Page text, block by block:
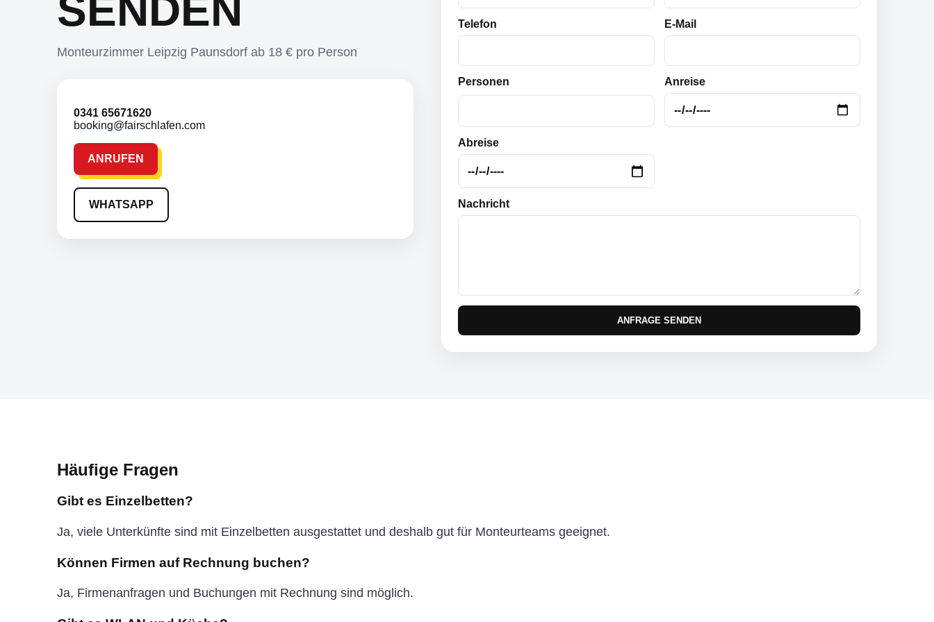
SENDEN
Monteurzimmer Leipzig Paunsdorf ab 18 € pro Person
0341 65671620
booking@fairschlafen.com
ANRUFEN
WHATSAPP
Telefon E-Mail
Personen Anreise
Abreise
Nachricht
ANFRAGE SENDEN
Häufige Fragen
Gibt es Einzelbetten?
Ja, viele Unterkünfte sind mit Einzelbetten ausgestattet und deshalb gut für Monteurteams geeignet.
Können Firmen auf Rechnung buchen?
Ja, Firmenanfragen und Buchungen mit Rechnung sind möglich.